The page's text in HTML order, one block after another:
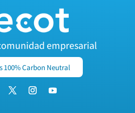
empresarial
100% Carbon Neutral